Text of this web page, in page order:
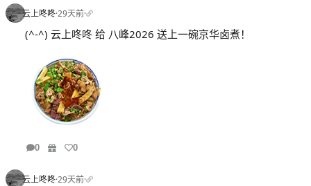
云上咚咚·29天前·
(^-^) 云上咚咚 给 八峰2026 送上一碗京华卤煮！
0 0
云上咚咚·29天前·